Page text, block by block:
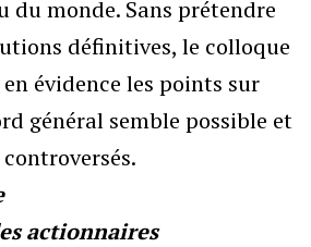
du monde. Sans prétendre
définitives, le colloque
en évidence les points sur
général semble possible et
actionnaires